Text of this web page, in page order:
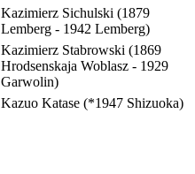
Kazimierz Sichulski (1879
Lemberg - 1942 Lemberg)
Kazimierz Stabrowski (1869
Hrodsenskaja Woblasz - 1929
Garwolin)
Kazuo Katase (*1947 Shizuoka)